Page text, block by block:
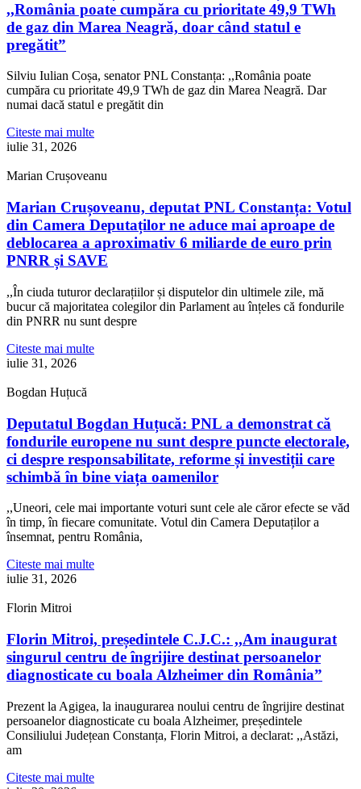
,,România poate cumpăra cu prioritate 49,9 TWh
de gaz din Marea Neagră, doar când statul e
pregătit”
Silviu Iulian Coșa, senator PNL Constanța: ,,România poate
cumpăra cu prioritate 49,9 TWh de gaz din Marea Neagră. Dar
numai dacă statul e pregătit din
Citeste mai multe
iulie 31, 2026
Marian Crușoveanu
Marian Crușoveanu, deputat PNL Constanța: Votul
din Camera Deputaților ne aduce mai aproape de
deblocarea a aproximativ 6 miliarde de euro prin
PNRR și SAVE
,,În ciuda tuturor declarațiilor și disputelor din ultimele zile, mă
bucur că majoritatea colegilor din Parlament au înțeles că fondurile
din PNRR nu sunt despre
Citeste mai multe
iulie 31, 2026
Bogdan Huțucă
Deputatul Bogdan Huțucă: PNL a demonstrat că
fondurile europene nu sunt despre puncte electorale,
ci despre responsabilitate, reforme și investiții care
schimbă în bine viața oamenilor
,,Uneori, cele mai importante voturi sunt cele ale căror efecte se văd
în timp, în fiecare comunitate. Votul din Camera Deputaților a
însemnat, pentru România,
Citeste mai multe
iulie 31, 2026
Florin Mitroi
Florin Mitroi, președintele C.J.C.: ,,Am inaugurat
singurul centru de îngrijire destinat persoanelor
diagnosticate cu boala Alzheimer din România”
Prezent la Agigea, la inaugurarea noului centru de îngrijire destinat
persoanelor diagnosticate cu boala Alzheimer, președintele
Consiliului Județean Constanța, Florin Mitroi, a declarat: ,,Astăzi,
am
Citeste mai multe